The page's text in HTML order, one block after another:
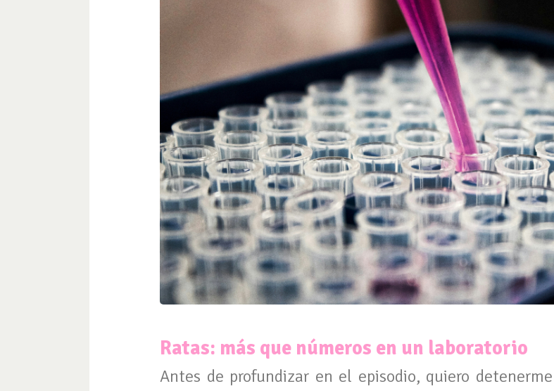
Ratas: más que números en un laboratorio
Antes de profundizar en el episodio, quiero